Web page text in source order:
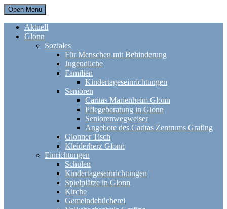
Open Menu
Aktuell
Glonn
Soziales
Für Menschen mit Behinderung
Jugendliche
Familien
Kindertageseinrichtungen
Senioren
Caritas Marienheim Glonn
Pflegeberatung in Glonn
Seniorenwegweiser
Angebote des Caritas Zentrums Grafing
Glonner Tisch
Kleiderherz Glonn
Einrichtungen
Schulen
Kindertageseinrichtungen
Spielplätze in Glonn
Kirche
Gemeindebücherei